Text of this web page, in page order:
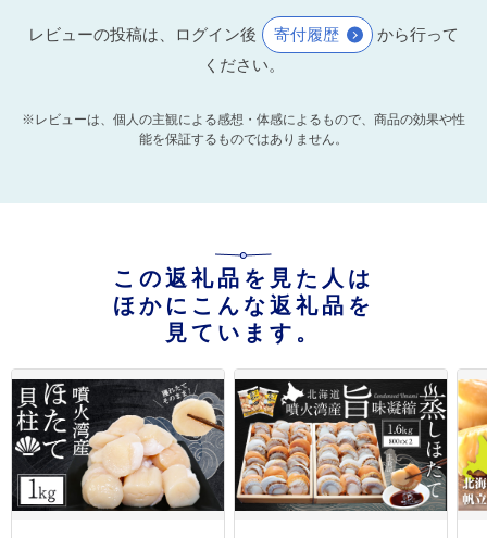
レビューの投稿は、ログイン後 寄付履歴
から行って
ください。
※レビューは、個人の主観による感想・体感によるもので、商品の効果や性
能を保証するものではありません。
この返礼品を見た人は
ほかにこんな返礼品を
見ています。